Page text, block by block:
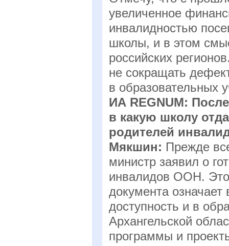
увеличенное
инвалидностью
школы, и в этом
российских
не сокращать
в образовательных
ИА REGNUM:
в какую школу
родителей
Мякшин: Прежде
министр заявил о
инвалидов ООН. Это
документа
доступность и в
Архангельской
программы и